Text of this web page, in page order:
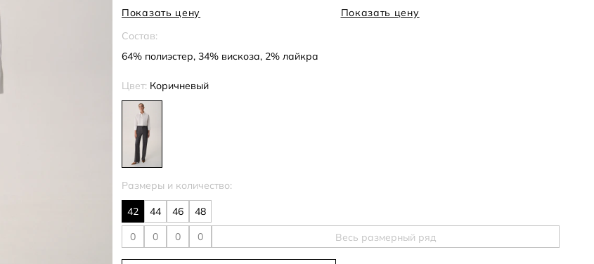
Показать цену
Показать цену
Состав:
64% полиэстер, 34% вискоза, 2% лайкра
Цвет: Коричневый
Размеры и количество:
42 44 46 48
Весь размерный ряд